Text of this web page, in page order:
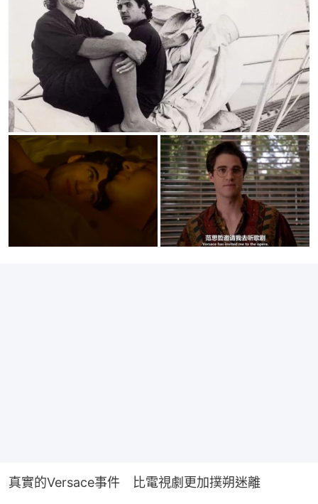
真實的Versace事件　比電視劇更加撲朔迷離